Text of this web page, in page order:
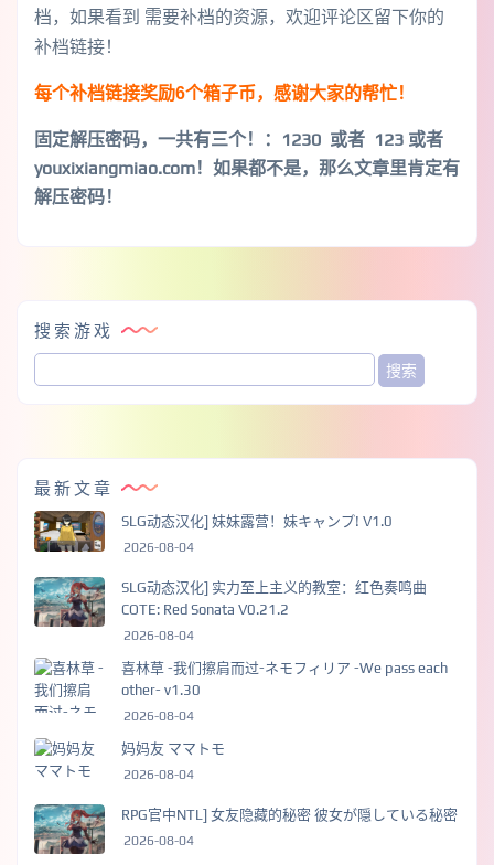
档，如果看到 需要补档的资源，欢迎评论区留下你的
补档链接！
每个补档链接奖励6个箱子币，感谢大家的帮忙！
固定解压密码，一共有三个！
：1230 或者 123 或者
youxixiangmiao.com！如果都不是，那么文章里肯定有
解压密码！
搜索游戏
最新文章
SLG动态汉化] 妹妹露营！妹キャンプ! V1.0
2026-08-04
SLG动态汉化] 实力至上主义的教室：红色奏鸣曲
COTE: Red Sonata V0.21.2
2026-08-04
喜林草 -我们擦肩而过-ネモフィリア -We pass each
other- v1.30
2026-08-04
妈妈友 ママトモ
2026-08-04
RPG官中NTL] 女友隐藏的秘密 彼女が隠している秘密
2026-08-04